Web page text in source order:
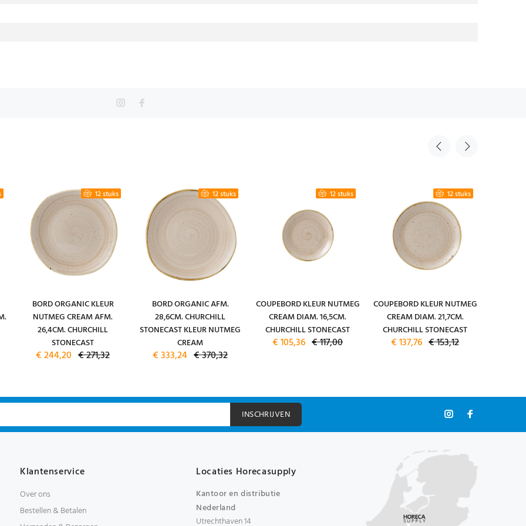
12 stuks
BORD ORGANIC KLEUR
NUTMEG CREAM AFM.
26,4CM. CHURCHILL
STONECAST
€ 244,20 € 271,32
12 stuks
BORD ORGANIC AFM.
28,6CM. CHURCHILL
STONECAST KLEUR NUTMEG
CREAM
€ 333,24 € 370,32
12 stuks
COUPEBORD KLEUR NUTMEG
CREAM DIAM. 16,5CM.
CHURCHILL STONECAST
€ 105,36 € 117,00
12 stuks
COUPEBORD KLEUR NUTMEG
CREAM DIAM. 21,7CM.
CHURCHILL STONECAST
€ 137,76 € 153,12
INSCHRIJVEN
Klantenservice
Over ons
Bestellen & Betalen
Locaties Horecasupply
Kantoor en distributie
Nederland
Utrechthaven 14